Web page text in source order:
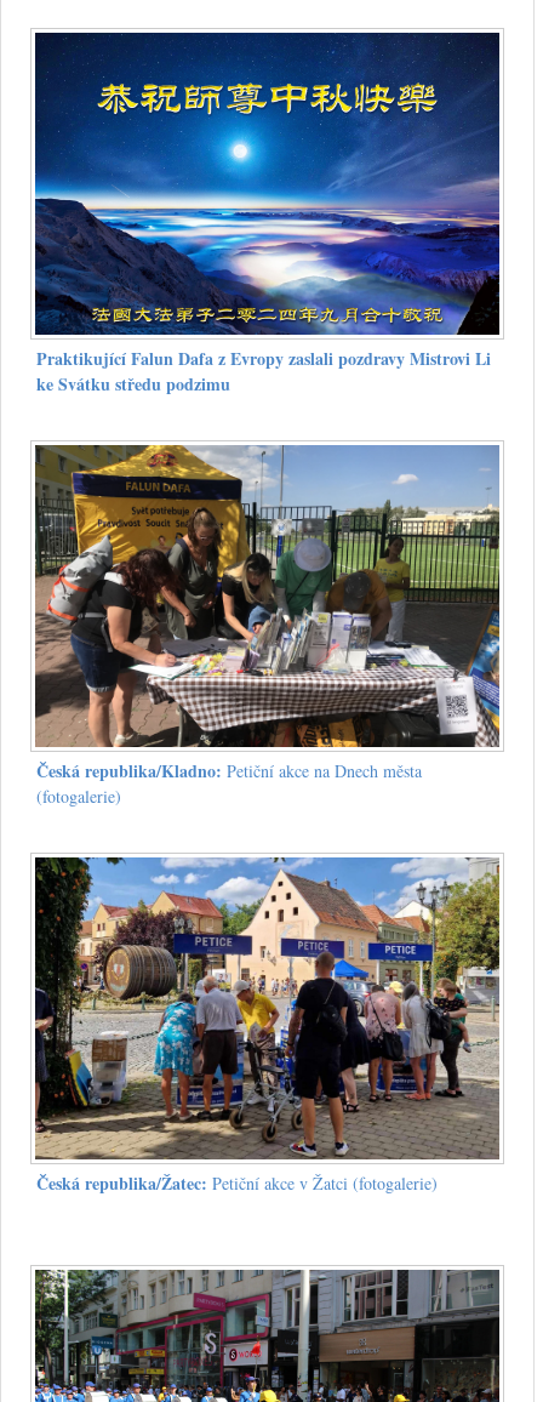
Praktikující Falun Dafa z Evropy zaslali pozdravy Mistrovi Li
ke Svátku středu podzimu
Česká republika/Kladno: Petiční akce na Dnech města
(fotogalerie)
Česká republika/Žatec: Petiční akce v Žatci (fotogalerie)